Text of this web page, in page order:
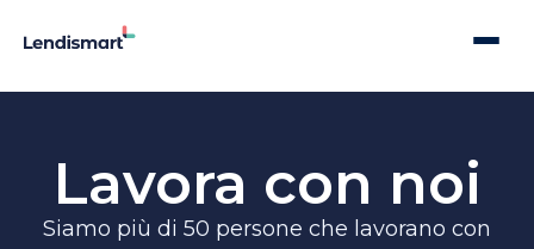
Lavora con noi
Siamo più di 50 persone che lavorano con